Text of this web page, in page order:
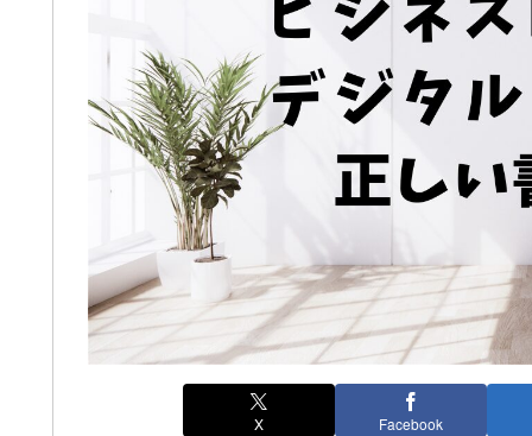
X Facebook